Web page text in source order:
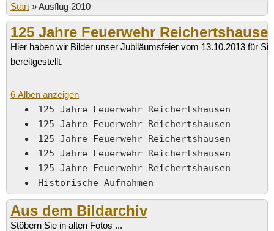
Start »Ausflug 2010
125 Jahre Feuerwehr
Hier haben wir Bilder unser Jubiläumsfeier vom 13.10.2013 für Sie
bereitgestellt.
6 Alben anzeigen
125 Jahre Feuerwehr Reichertshausen
125 Jahre Feuerwehr Reichertshausen
125 Jahre Feuerwehr Reichertshausen
125 Jahre Feuerwehr Reichertshausen
125 Jahre Feuerwehr Reichertshausen
Historische Aufnahmen
Aus dem Bildarchiv
Stöbern Sie in alten Fotos ...